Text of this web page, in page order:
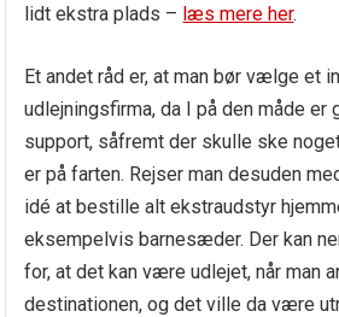
lidt ekstra plads – læs mere her.
Et andet råd er, at man bør vælge et
udlejningsfirma, da I på den måde
support, såfremt der skulle ske
er på farten. Rejser man desuden
idé at bestille alt ekstraudstyr
eksempelvis barnesæder. Der kan
for, at det kan være udlejet, når man
destinationen, og det ville da være